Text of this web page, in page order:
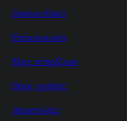
Denise-Deco
Επικοινωνία
Μας στηρίζουν
Όροι χρήσης
Αποστολές